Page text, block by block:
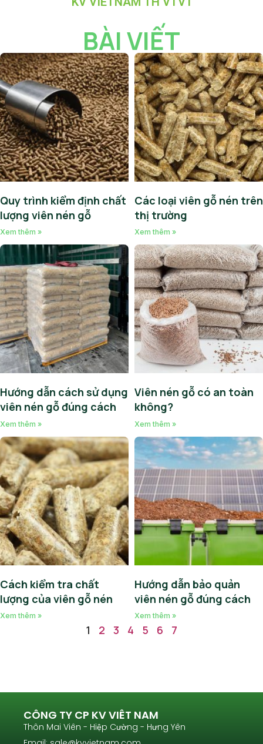
BÀI VIẾT
Quy trình kiểm định chất
lượng viên nén gỗ
Xem thêm »
Các loại viên gỗ nén trên
thị trường
Xem thêm »
Hướng dẫn cách sử dụng
viên nén gỗ đúng cách
Xem thêm »
Viên nén gỗ có an toàn
không?
Xem thêm »
Cách kiểm tra chất
lượng của viên gỗ nén
Xem thêm »
Hướng dẫn bảo quản
viên nén gỗ đúng cách
Xem thêm »
1 2 3 4 5 6 7
CÔNG TY CP KV VIÊT NAM
Thôn Mai Viên - Hiệp Cường - Hưng Yên